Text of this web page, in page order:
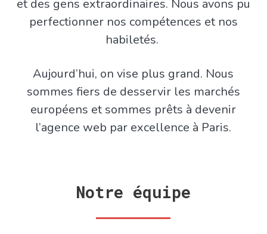
et des gens extraordinaires. Nous avons pu
perfectionner nos compétences et nos
habiletés.
Aujourd’hui, on vise plus grand. Nous
sommes fiers de desservir les marchés
européens et sommes prêts à devenir
l’agence web par excellence à Paris.
Notre équipe